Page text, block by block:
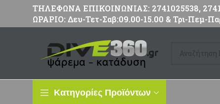
ΤΗΛΕΦΩΝΑ ΕΠΙΚΟΙΝΩΝΙΑΣ: 2741025538,
ΩΡΑΡΙΟ: Δευ-Τετ-Σαβ:09.00-15.00 & Τρι-Πεμ-
Κατηγορίες Προϊόντων